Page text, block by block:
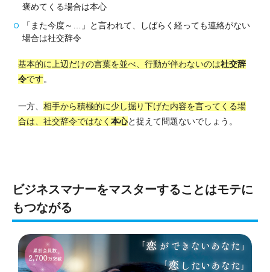
褒めてくる場合は本心
「また今度～…」と言われて、しばらく経っても連絡がない
場合は社交辞令
基本的に上辺だけの言葉を並べ、行動が伴わないのは社交辞
令です。
一方、 相手から積極的に少し掘り下げた内容を言ってくる場
合は、社交辞令ではなく 本心と捉えて問題ないでしょう。
ビジネスマナーをマスターすることはモテに
もつながる